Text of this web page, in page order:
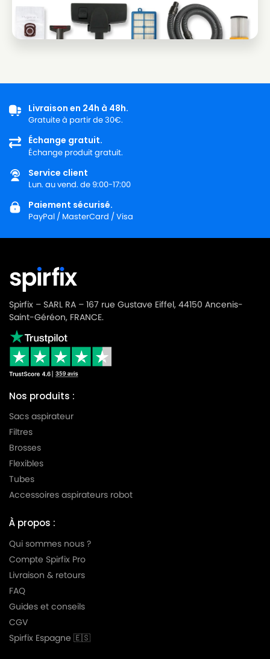
Livraison en 24h à 48h.
Gratuite à partir de 30€.
Échange gratuit.
Échange produit gratuit.
Service client
Lun. au vend. de 9:00-17:00
Paiement sécurisé.
PayPal / MasterCard / Visa
Spirfix – SARL RA – 167 rue Gustave Eiffel, 44150 Ancenis-
Saint-Géréon, FRANCE.
Nos produits :
Sacs aspirateur
Filtres
Brosses
Flexibles
Tubes
Accessoires aspirateurs robot
À propos :
Qui sommes nous ?
Compte Spirfix Pro
Livraison & retours
FAQ
Guides et conseils
CGV
Spirfix Espagne 🇪🇸